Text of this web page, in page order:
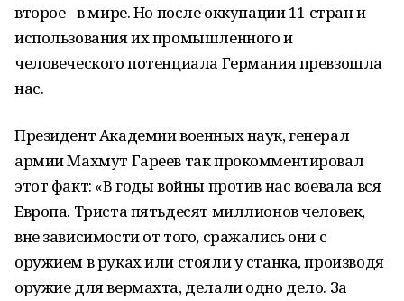
второе - в мире. Но после оккупации 11 стран и
использования их промышленного и
человеческого потенциала Германия превзошла
нас.
Президент Академии военных наук, генерал
армии Махмут Гареев так прокомментировал
этот факт: «В годы войны против нас воевала вся
Европа. Триста пятьдесят миллионов человек,
вне зависимости от того, сражались они с
оружием в руках или стояли у станка, производя
оружие для вермахта, делали одно дело. За